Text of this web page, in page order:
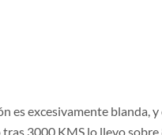
es excesivamente blanda, y
3000 KMS lo llevo